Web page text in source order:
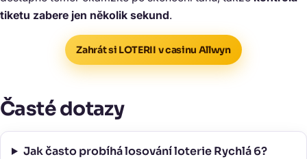
tiketu zabere jen několik sekund.
Zahrát si LOTERII v casinu Allwyn
Časté dotazy
Jak často probíhá losování loterie Rychlá 6?